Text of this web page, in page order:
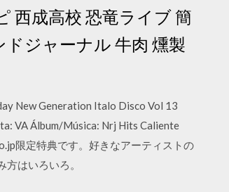
西成高校 恐竜ライブ 簡
ジャーナル 牛肉 燻製
New Generation Italo Disco Vol 13
VA Álbum/Música: Nrj Hits Caliente
限定特典です。好きなアーティストの
はいろいろ。